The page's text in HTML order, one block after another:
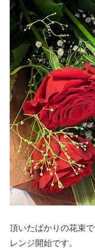
頂いたばかりの花束
レンジ開始です。